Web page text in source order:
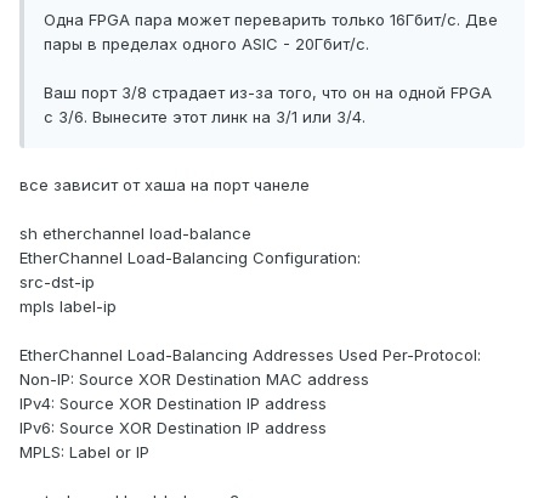
Одна FPGA пара может переварить только 16Гбит/с. Две
пары в пределах одного ASIC - 20Гбит/с.
Ваш порт 3/8 страдает из-за того, что он на одной FPGA
с 3/6. Вынесите этот линк на 3/1 или 3/4.
все зависит от хаша на порт чанеле
sh etherchannel load-balance
EtherChannel Load-Balancing Configuration:
src-dst-ip
mpls label-ip
EtherChannel Load-Balancing Addresses Used Per-Protocol:
Non-IP: Source XOR Destination MAC address
IPv4: Source XOR Destination IP address
IPv6: Source XOR Destination IP address
MPLS: Label or IP